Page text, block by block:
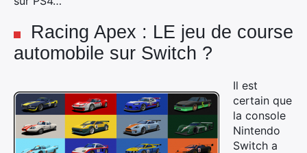
Racing Apex : LE jeu de course
automobile sur Switch ?
Il est
certain que
la console
Nintendo
Switch a